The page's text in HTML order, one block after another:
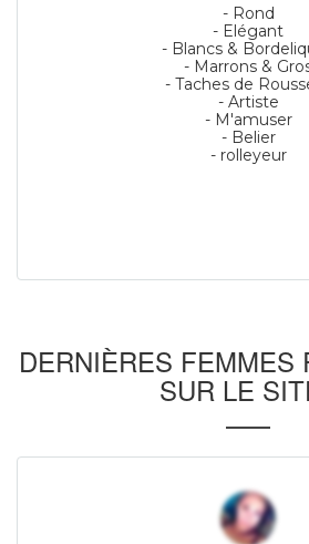
- Rond
- Elégant
- Blancs &
- Marrons &
- Taches de
- Artiste
- M'amuser
- Belier
- rolleyeur
DERNIÈRES FEMMES
SUR LE